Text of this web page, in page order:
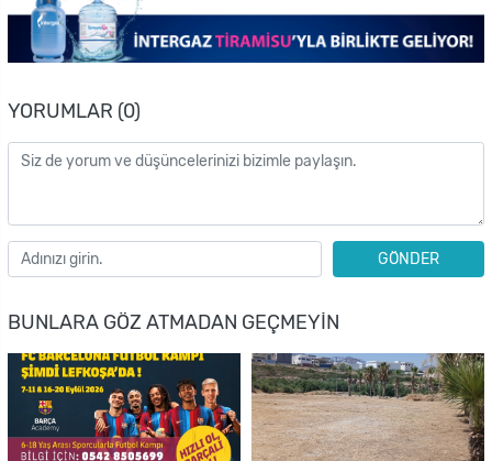
YORUMLAR (0)
GÖNDER
BUNLARA GÖZ ATMADAN GEÇMEYIN